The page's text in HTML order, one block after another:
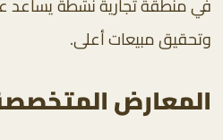
في منطقة تجارية نشطة يساعد
وتحقيق مبيعات أعلى.
المعارض